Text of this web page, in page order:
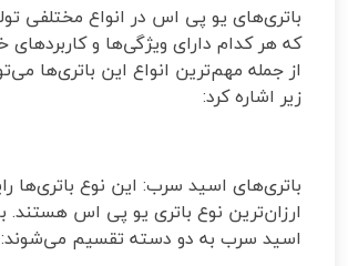
باتری‌های یو پی اس در انواع مختلفی
که هر کدام دارای ویژگی‌ها و
از جمله مهم‌ترین انواع این باتری‌ها
زیر اشاره کرد:
باتری‌های اسید سرب: این نوع باتری‌ها
ارزان‌ترین نوع باتری یو پی اس هستند.
اسید سرب به دو دسته تقسیم می‌شوند: